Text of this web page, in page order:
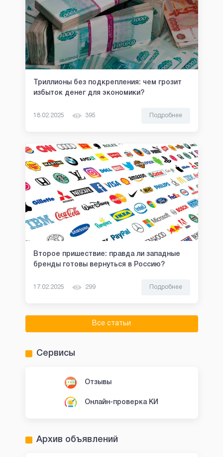
Триллионы без подкрепления: чем грозит
избыток денег для экономики?
18.02.2025 395 Подробнее
Второе пришествие: правда ли западные
бренды готовы вернуться в Россию?
17.02.2025 299 Подробнее
Все статьи
Сервисы
Отзывы
Онлайн-проверка КИ
Архив объявлений